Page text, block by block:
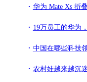
华为 Mate Xs 折叠屏
19万员工的华为
中国在哪些科技
农村娃越来越沉迷智能手